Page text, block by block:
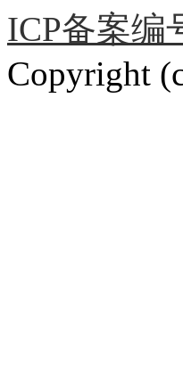
ICP备案编
Copyright